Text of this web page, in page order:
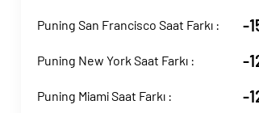
Puning San Francisco Saat Farkı : -
Puning New York Saat Farkı : -
Puning Miami Saat Farkı : -